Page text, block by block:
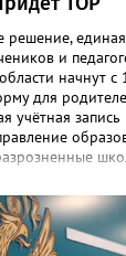
решение,
и
начнут с
для
учётная
образования. -
школьные
экосистему.